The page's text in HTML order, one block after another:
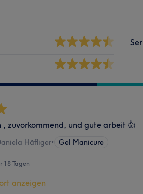
, zuvorkommend, und gute arbeit 👍
Häfliger• Gel Manicure
18 Tagen
anzeigen